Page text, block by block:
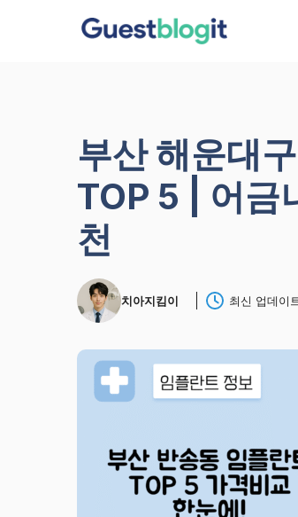
부산 해운대
TOP 5 | 어금
천
치아지킴이 최신 업데이